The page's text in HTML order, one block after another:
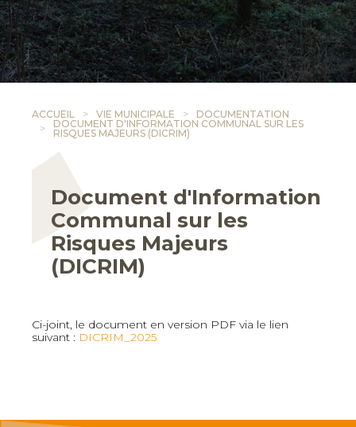
ACCUEIL VIE MUNICIPALE
DOCUMENTATION
DOCUMENT D'INFORMATION COMMUNAL SUR LES
RISQUES MAJEURS (DICRIM)
Document d'Information
Communal sur les
Risques Majeurs
(DICRIM)
Ci-joint, le document en version PDF via le lien
suivant : DICRIM_2025